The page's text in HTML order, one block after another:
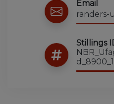
Email
randers-
Stillings
d_8900_1